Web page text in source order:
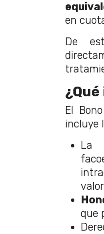
en
De
El
incluye
La
que